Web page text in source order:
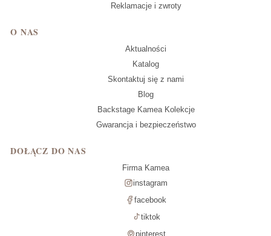
Reklamacje i zwroty
O NAS
Aktualności
Katalog
Skontaktuj się z nami
Blog
Backstage Kamea Kolekcje
Gwarancja i bezpieczeństwo
DOŁĄCZ DO NAS
Firma Kamea
instagram
facebook
tiktok
pinterest